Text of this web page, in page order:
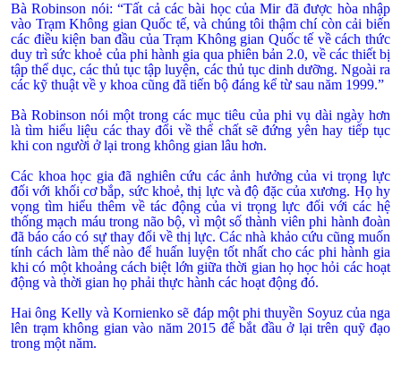
Bà Robinson nói: “Tất cả các bài học của Mir đã được hòa nhập
vào Trạm Không gian Quốc tế, và chúng tôi thậm chí còn cải biến
các điều kiện ban đầu của Trạm Không gian Quốc tế về cách thức
duy trì sức khoẻ của phi hành gia qua phiên bản 2.0, về các thiết bị
tập thể dục, các thủ tục tập luyện, các thủ tục dinh dưỡng. Ngoài ra
các kỹ thuật về y khoa cũng đã tiến bộ đáng kể từ sau năm 1999.”
Bà Robinson nói một trong các mục tiêu của phi vụ dài ngày hơn
là tìm hiểu liệu các thay đổi về thể chất sẽ đứng yên hay tiếp tục
khi con người ở lại trong không gian lâu hơn.
Các khoa học gia đã nghiên cứu các ảnh hưởng của vi trọng lực
đối với khối cơ bắp, sức khoẻ, thị lực và độ đặc của xương. Họ hy
vọng tìm hiểu thêm về tác động của vi trọng lực đối với các hệ
thống mạch máu trong não bộ, vì một số thành viên phi hành đoàn
đã báo cáo có sự thay đổi về thị lực. Các nhà khảo cứu cũng muốn
tính cách làm thế nào để huấn luyện tốt nhất cho các phi hành gia
khi có một khoảng cách biệt lớn giữa thời gian họ học hỏi các hoạt
động và thời gian họ phải thực hành các hoạt động đó.
Hai ông Kelly và Kornienko sẽ đáp một phi thuyền Soyuz của nga
lên trạm không gian vào năm 2015 để bắt đầu ở lại trên quỹ đạo
trong một năm.